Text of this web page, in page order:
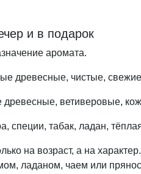
и в подарок
аромата.
древесные, чистые,
древесные, ветиверовые,
специи, табак, ладан,
на возраст, а на
ладаном, чаем или